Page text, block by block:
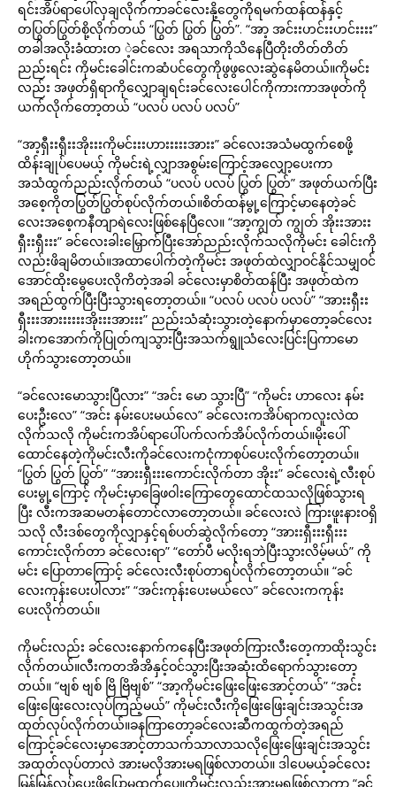
ရင်းအိပ်ရာပေါ်လှချလိုက်ကာခင်လေးနို့တွေကိုရမက်ထန်ထန်နှင့်
တပြွတ်ပြွတ်စို့လိုက်တယ် “ပြွတ် ပြွတ် ပြွတ်”. “အာ့ အင်းးဟင်းးဟင်းးးး”
တခါအလိုးခံထားတ ဲ့ခင်လေး အရသာကိုသိနေပြီတိုးတိတ်တိတ်
ညည်းရင်း ကိုမင်းခေါင်းကဆံပင်တွေကိုဖွဖွလေးဆွဲနေမိတယ်။ကိုမင်း
လည်း အဖုတ်ရှိရာကိုလျှောချရင်းခင်လေးပေါင်ကိုကားကာအဖုတ်ကို
ယက်လိုက်တော့တယ် “ပလပ် ပလပ် ပလပ်”
“အာ့ရှီးးရှီးးအိုးးးကိုမင်းးးဟားးးးးအားး” ခင်လေးအသံမထွက်စေဖို့
ထိန်းချုပ်ပေမယ့် ကိုမင်းရဲ့လျှာအစွမ်းကြောင့်အလျှော့ပေးကာ
အသံထွက်ညည်းလိုက်တယ် “ပလပ် ပလပ် ပြွတ် ပြွတ်” အဖုတ်ယက်ပြီး
အစေ့ကိုတပြွတ်ပြွတ်စုပ်လိုက်တယ်။စိတ်ထန်မွု့ကြောင့်မာနေတဲ့ခင်
လေးအစေ့ကနီတျာရဲလေးဖြစ်နေပြီလေ။ “အာ့ကျွတ် ကျွတ် အိုးးအားး
ရှီးးရှီးးး” ခင်လေးခါးမြှောက်ပြီးအော်ညည်းလိုက်သလိုကိုမင်း ခေါင်းကို
လည်းဖိချမိတယ်။အထာပေါက်တဲ့ကိုမင်း အဖုတ်ထဲလျှာဝင်နိုင်သမျှဝင်
အောင်ထိုးမွေပေးလိုကိတဲ့အခါ ခင်လေးမှာစိတ်ထန်ပြီး အဖုတ်ထဲက
အရည်ထွက်ပြီးပြီးသွားရတော့တယ်။ “ပလပ် ပလပ် ပလပ်” “အားးရှီးး
ရှီးးးအားးးးးးအိုးးးအားးး” ညည်းသံဆုံးသွားတဲ့နောက်မှာတော့ခင်လေး
ခါးကအောက်ကိုပြုတ်ကျသွားပြီးအသက်ရွူသံလေးပြင်းပြကာမော
ဟိုက်သွားတော့တယ်။
“ခင်လေးမောသွားပြီလား” “အင်း မော သွားပြီ” “ကိုမင်း ဟာလေး နမ်း
ပေးဦးလေ” “အင်း နမ်းပေးမယ်လေ” ခင်လေးကအိပ်ရာကလူးလဲထ
လိုက်သလို ကိုမင်းကအိပ်ရာပေါ်ပက်လက်အိပ်လိုက်တယ်။မိုးပေါ်
ထောင်နေတဲ့ကိုမင်းလီးကိုခင်လေးကငုံကာစုပ်ပေးလိုက်တော့တယ်။
“ပြွတ် ပြွတ် ပြွတ်” “အားးရှီးးးကောင်းလိုက်တာ အိုးး” ခင်လေးရဲ့လီးစုပ်
ပေးမွု့ကြောင့် ကိုမင်းမှာခြေဖဝါးကြောတွေထောင်ထသလိုဖြစ်သွားရ
ပြီး လီးကအဆမတန်တောင်လာတော့တယ်။ ခင်လေးလဲ ကြားဖူးနားဝရှိ
သလို လီးဒစ်တွေကိုလျှာနှင့်ရစ်ပတ်ဆွဲလိုက်တော့ “အားးရှီးးးရှီးးး
ကောင်းလိုက်တာ ခင်လေးရာ” “တော်ပီ မလိုးရဘဲပြီးသွားလိမ့်မယ်” ကို
မင်း ပြောတာကြောင့် ခင်လေးလီးစုပ်တာရပ်လိုက်တော့တယ်။ “ခင်
လေးကုန်းပေးပါလား” “အင်းကုန်းပေးမယ်လေ” ခင်လေးကကုန်း
ပေးလိုက်တယ်။
ကိုမင်းလည်း ခင်လေးနောက်ကနေပြီးအဖုတ်ကြားလီးတေ့ကာထိုးသွင်း
လိုက်တယ်။လီးကတအိအိနှင့်ဝင်သွားပြီးအဆုံးထိရောက်သွားတော့
တယ်။ “ဗျစ် ဗျစ် ဗြိ ဗြိဗျစ်” “အာ့ကိုမင်းဖြေးဖြေးအောင့်တယ်” “အင်း
ဖြေးဖြေးလေးလုပ်ကြည့်မယ်” ကိုမင်းလီးကိုဖြေးဖြေးချင်းအသွင်းအ
ထုတ်လုပ်လိုက်တယ်။ခနကြာတော့ခင်လေးဆီကထွက်တဲ့အရည်
ကြောင့်ခင်လေးမှာအောင့်တာသက်သာလာသလိုဖြေးဖြေးချင်းအသွင်း
အထုတ်လုပ်တာလဲ အားမလိုအားမရဖြစ်လာတယ်။ ဒါပေမယ့်ခင်လေး
မြန်မြန်လုပ်ပေးဖို့ပြောမထွက်ပေ။ကိုမင်းလည်းအားမရဖြစ်လာကာ “ခင်